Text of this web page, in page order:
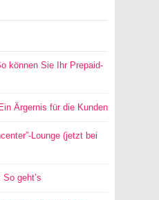
können Sie Ihr Prepaid-
Ärgernis für die Kunden
Lounge (jetzt bei
geht’s